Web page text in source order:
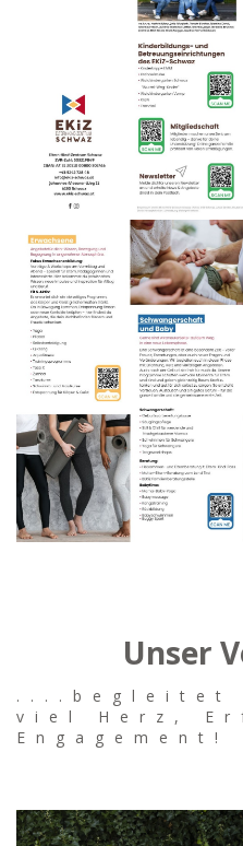
Unser
....begleitet
viel Herz,
Engagement!